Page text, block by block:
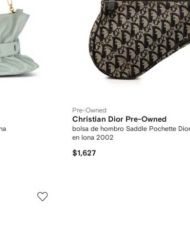
Pre-Owned
Christian Dior Pre-Owned
bolsa de hombro Saddle Pochette
en lona 2002
$1,627